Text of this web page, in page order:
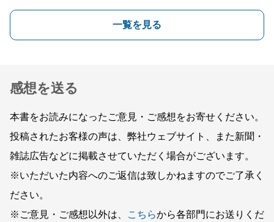
一覧を見る
感想を送る
本書をお読みになったご意見・ご感想をお寄せください。
投稿されたお客様の声は、弊社ウェブサイト、また新聞・
雑誌広告などに掲載させていただく場合がございます。
※いただいた内容へのご返信は致しかねますのでご了承く
ださい。
※ご意見・ご感想以外は、
こちらから各部門にお送りくだ